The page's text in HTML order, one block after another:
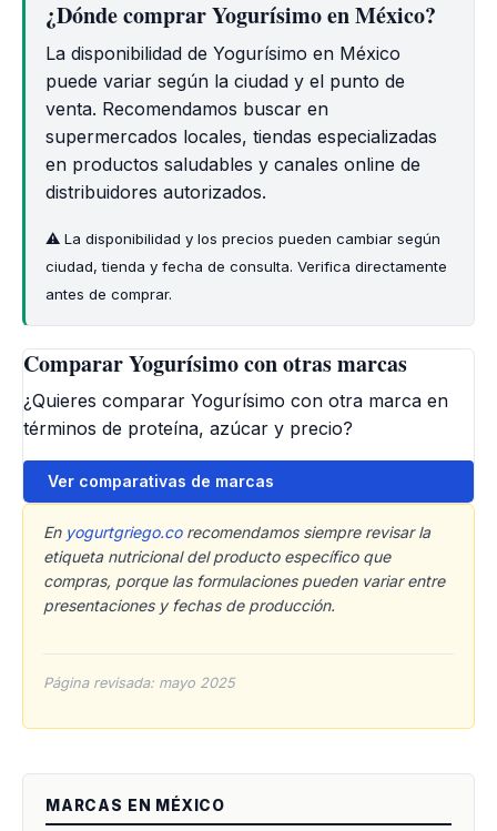
¿Dónde comprar Yogurísimo en México?
La disponibilidad de Yogurísimo en México
puede variar según la ciudad y el punto de
venta. Recomendamos buscar en
supermercados locales, tiendas especializadas
en productos saludables y canales online de
distribuidores autorizados.
⚠️ La disponibilidad y los precios pueden cambiar según
ciudad, tienda y fecha de consulta. Verifica directamente
antes de comprar.
Comparar Yogurísimo con otras marcas
¿Quieres comparar Yogurísimo con otra marca en
términos de proteína, azúcar y precio?
Ver comparativas de marcas
En yogurtgriego.corecomendamos siempre revisar la
etiqueta nutricional del producto específico que
compras, porque las formulaciones pueden variar entre
presentaciones y fechas de producción.
Página revisada: mayo 2025
MARCAS EN MÉXICO